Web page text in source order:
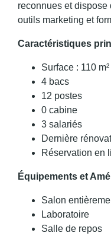
reconnues et dispose
outils marketing et
Caractéristiques
Surface : 110
4 bacs
12 postes
0 cabine
3 salariés
Dernière
Réservation en
Équipements et
Salon
Laboratoire
Salle de repos